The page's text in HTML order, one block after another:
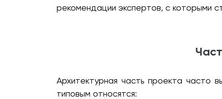
рекомендации экспертов, с которыми
Архитектурная часть проекта часто
типовым относятся: